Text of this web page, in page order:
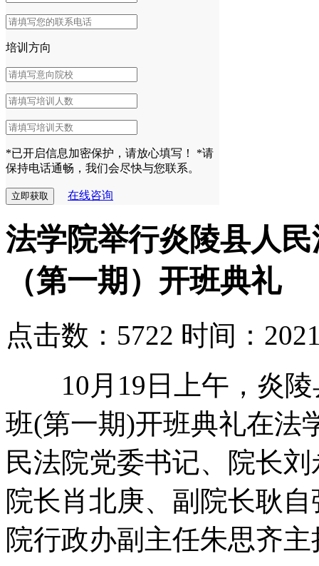
培训方向
*已开启信息加密保护，请放心填写！
*请
保持电话通畅，我们会尽快与您联系。
在线咨询
法学院举行炎陵县人
（第一期）开班典礼
点击数：5722 时间：
10月19日上午，炎陵
班(第一期)开班典礼在法
民法院党委书记、院长
院长肖北庚、副院长耿
院行政办副主任朱思齐主